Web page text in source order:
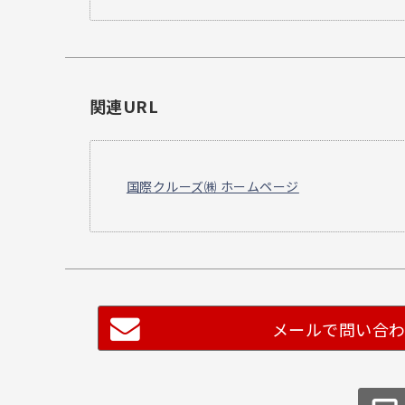
関連URL
国際クルーズ㈱ ホームページ
メールで問い合